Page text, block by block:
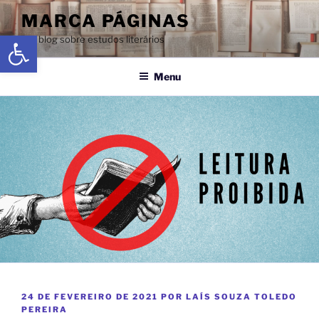
Abrir a barra de ferramentas
MARCA PÁGINAS
Um blog sobre estudos literários
Menu
24 DE FEVEREIRO DE 2021 POR LAÍS SOUZA TOLEDO
PEREIRA